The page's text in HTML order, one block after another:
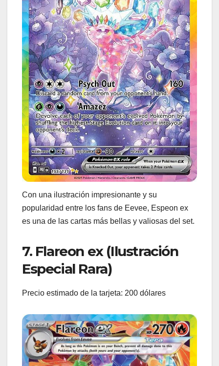
Con una ilustración impresionante y su
popularidad entre los fans de Eevee, Espeon ex
es una de las cartas más bellas y valiosas del set.
7. Flareon ex (Ilustración
Especial Rara)
Precio estimado de la tarjeta: 200 dólares